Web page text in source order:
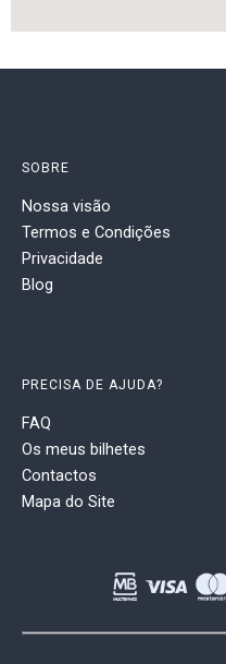
SOBRE
Nossa visão
Termos e Condições
Privacidade
Blog
PRECISA DE AJUDA?
FAQ
Os meus bilhetes
Contactos
Mapa do Site